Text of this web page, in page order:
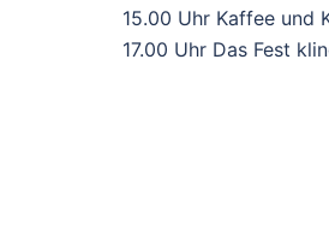
15.00 Uhr Kaffee und
17.00 Uhr Das Fest